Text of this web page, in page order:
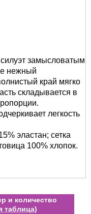
замысловатым
нежный
край мягко
складывается в
легкость
эластан; сетка
100% хлопок.
и количество
таблица)